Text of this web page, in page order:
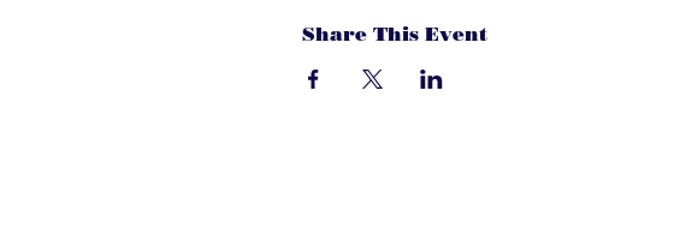
Share This Event